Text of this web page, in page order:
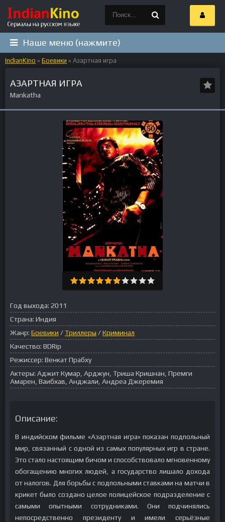
Наше меню (нажмите)
IndianKino » Боевики » Азартная игра
АЗАРТНАЯ ИГРА
Mankatha
Год выхода: 2011
Страна: Индия
Жанр: Боевики /Триллеры /Криминал
Качество: BDRip
Режиссер: Венкат Прабху
Актеры: Аджит Кумар, Арджун, Триша Кришнан, Премги
Амарен, Ваибхав, Анджали, Андреа Джеремия
Описание:
В индийском фильме «Азартная игра» показан подпольный
мир, связанный с одной из самых популярных игр в стране.
Это стало настоящим бичом и способствовало мгновенному
обогащению многих людей, а государство лишало дохода
от налогов. Для борьбы с подпольными ставками на матчи в
крикет было создано целое полицейское подразделение с
самыми опытными сотрудниками. Они подчинялись
непосредственно президенту и имели серьёзные